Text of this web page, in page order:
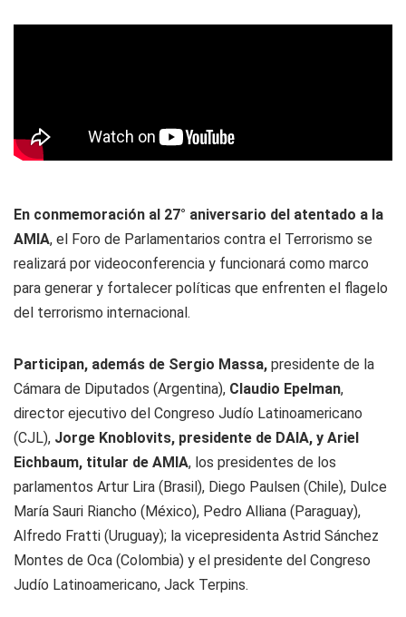
En conmemoración al 27° aniversario del atentado a la
AMIA, el Foro de Parlamentarios contra el Terrorismo se
realizará por videoconferencia y funcionará como marco
para generar y fortalecer políticas que enfrenten el flagelo
del terrorismo internacional.
Participan, además de Sergio Massa, presidente de la
Cámara de Diputados (Argentina), Claudio Epelman,
director ejecutivo del Congreso Judío Latinoamericano
(CJL), Jorge Knoblovits, presidente de DAIA, y Ariel
Eichbaum, titular de AMIA, los presidentes de los
parlamentos Artur Lira (Brasil), Diego Paulsen (Chile), Dulce
María Sauri Riancho (México), Pedro Alliana (Paraguay),
Alfredo Fratti (Uruguay); la vicepresidenta Astrid Sánchez
Montes de Oca (Colombia) y el presidente del Congreso
Judío Latinoamericano, Jack Terpins.